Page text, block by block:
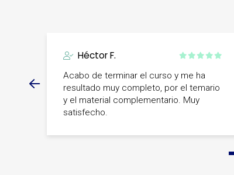
Héctor F.
Acabo de terminar el curso y me ha
resultado muy completo, por el temario
y el material complementario. Muy
satisfecho.
0